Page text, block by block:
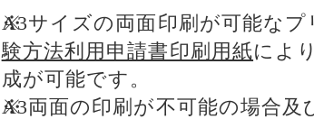
A3サイズの両面印刷が可能なプ
験方法利用申請書印刷用紙によ
成が可能です。
A3両面の印刷が不可能の場合及